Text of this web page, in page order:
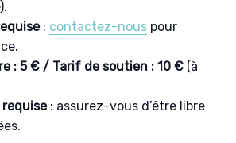
: contactez-nous pour
: 5 € / Tarif de soutien : 10 € (à
: assurez-vous d’être libre